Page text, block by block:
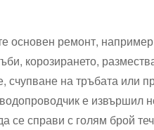
основен ремонт,
корозирането,
счупване на тръбата или
е извършил
се справи с голям брой